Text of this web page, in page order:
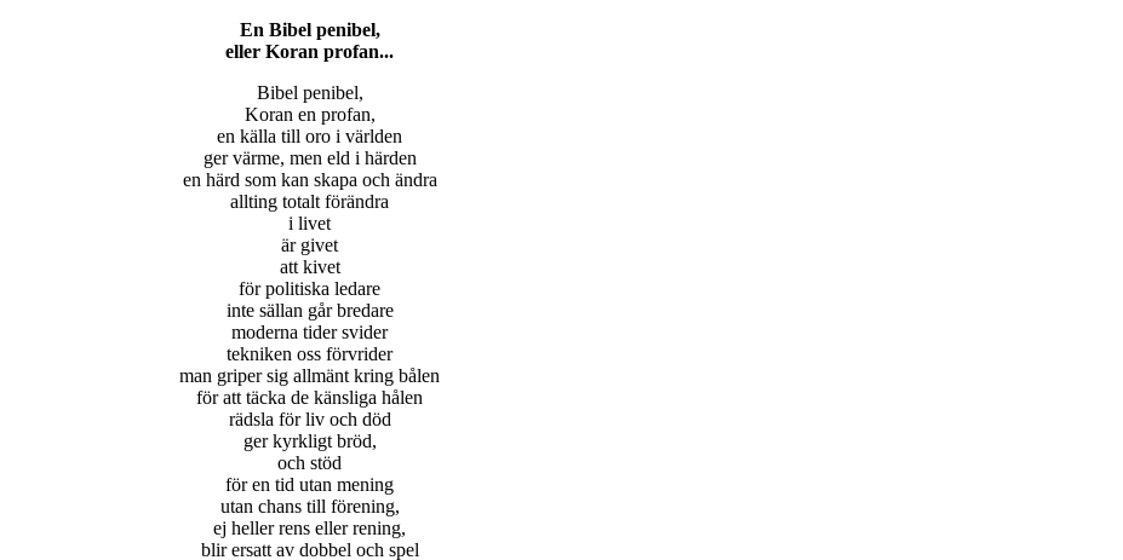
En Bibel penibel,
eller Koran profan...
Bibel penibel,
Koran en profan,
en källa till oro i världen
ger värme, men eld i härden
en härd som kan skapa och ändra
allting totalt förändra
i livet
är givet
att kivet
för politiska ledare
inte sällan går bredare
moderna tider svider
tekniken oss förvrider
man griper sig allmänt kring bålen
för att täcka de känsliga hålen
rädsla för liv och död
ger kyrkligt bröd,
och stöd
för en tid utan mening
utan chans till förening,
ej heller rens eller rening,
blir ersatt av dobbel och spel